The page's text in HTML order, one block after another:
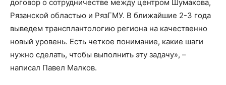
договор о сотрудничестве между центром Шумакова,
Рязанской областью и РязГМУ. В ближайшие 2-3 года
выведем трансплантологию региона на качественно
новый уровень. Есть четкое понимание, какие шаги
нужно сделать, чтобы выполнить эту задачу», –
написал Павел Малков.